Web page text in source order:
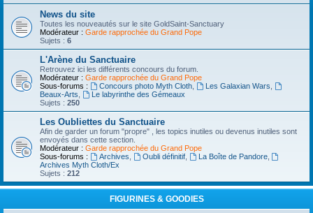
News du site
Toutes les nouveautés sur le site GoldSaint-Sanctuary
Modérateur : Garde rapprochée du Grand Pope
Sujets : 6
L'Arène du Sanctuaire
Retrouvez ici les différents concours du forum.
Modérateur : Garde rapprochée du Grand Pope
Sous-forums :
Concours photo Myth Cloth, Les Galaxian Wars
Beaux-Arts
Le labyrinthe des Gémeaux
Sujets : 250
Les Oubliettes du Sanctuaire
Afin de garder un forum "propre" , les topics inutiles ou devenus inutiles sont
envoyés dans cette section.
Modérateur : Garde rapprochée du Grand Pope
Sous-forums :
Archives Oubli définitif, La Boîte de Pandore,
Archives Myth Cloth/Ex
Sujets : 212
FIGURINES & GOODIES